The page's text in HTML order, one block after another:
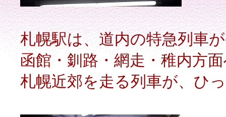
札幌駅は、道内の特急列車
函館・釧路・網走・稚内方
札幌近郊を走る列車が、ひ